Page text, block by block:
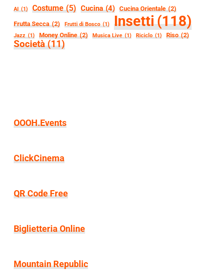
AI (1) Costume (5) Cucina (4) Cucina Orientale (2)
Frutta Secca (2) Frutti di Bosco (1) Insetti(118)
Jazz (1) Money Online (2) Musica Live (1) Riciclo (1) Riso (2)
Società (11)
OOOH.Events
ClickCinema
QR Code Free
Biglietteria Online
Mountain Republic